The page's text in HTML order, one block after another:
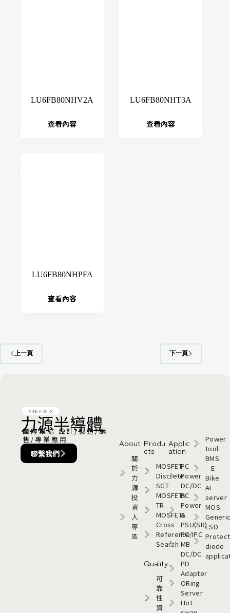
LU6FB80NHV2A
查看內容
LU6FB80NHT3A
查看內容
LU6FB80NHPFA
查看內容
上一頁 下一頁
SINCE 2018
力源半導體​
團隊集結 設計/製造/銷
售/專業應用
聯繫我們
About
關
於
力
源
投
資
人
專
區
Produ
cts
MOSFET-
Discrete
SGT
MOSFETs
TR
MOSFETs
Cross
Reference
Search
Quality
可
靠
性
資
Applic
ation
PC
Power
DC/DC
PC
Power
&
PSU(SR)
PC/IPC
MB
DC/DC
PD
Adapter
ORing
Server
Hot
Power
tool
BMS
– E-
Bike
AI
server
MOS
ESD
diode